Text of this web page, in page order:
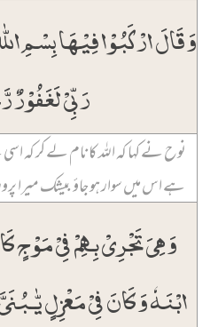
وَ قَالَ ارۡکَبُوۡا فِیۡہَا بِسۡمِ
رَبِّیۡ لَغَفُوۡرٌ
نوح نے کہا کہ اللہ کا نام لے کر کہ
ہے اس میں سوار ہو جاؤ بیشک میرا
وَ ہِیَ تَجۡرِیۡ بِہِمۡ فِیۡ
ابۡنَہٗ وَ کَانَ فِیۡ مَعۡزِلٍ